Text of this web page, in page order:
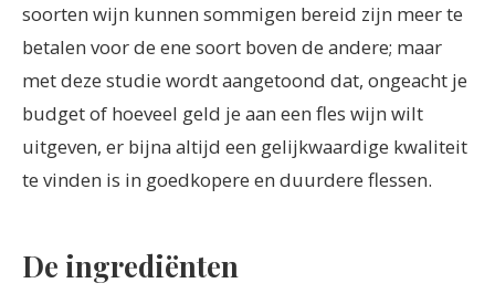
soorten wijn kunnen sommigen bereid zijn meer te
betalen voor de ene soort boven de andere; maar
met deze studie wordt aangetoond dat, ongeacht je
budget of hoeveel geld je aan een fles wijn wilt
uitgeven, er bijna altijd een gelijkwaardige kwaliteit
te vinden is in goedkopere en duurdere flessen.
De ingrediënten